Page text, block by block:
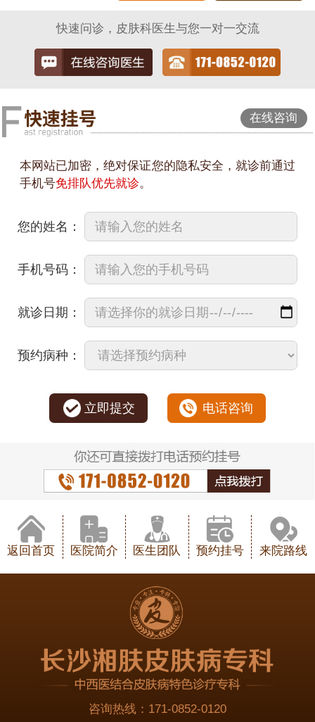
快速问诊，皮肤科医生与您一对一交流
在线咨询
本网站已加密，绝对保证您的隐私安全，就诊前通过
手机号免排队优先就诊。
您的姓名：
手机号码：
就诊日期：
预约病种：
立即提交 电话咨询
返回首页 医院简介 医生团队 预约挂号 来院路线
咨询热线： 171-0852-0120